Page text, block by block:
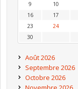
9
10
16
17
23
24
30
Août 2026
Septembre 2026
Octobre 2026